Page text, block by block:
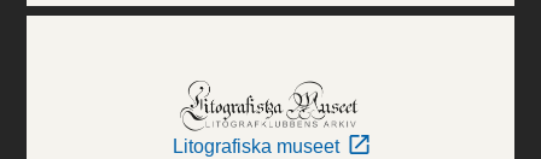
Litografiska museet